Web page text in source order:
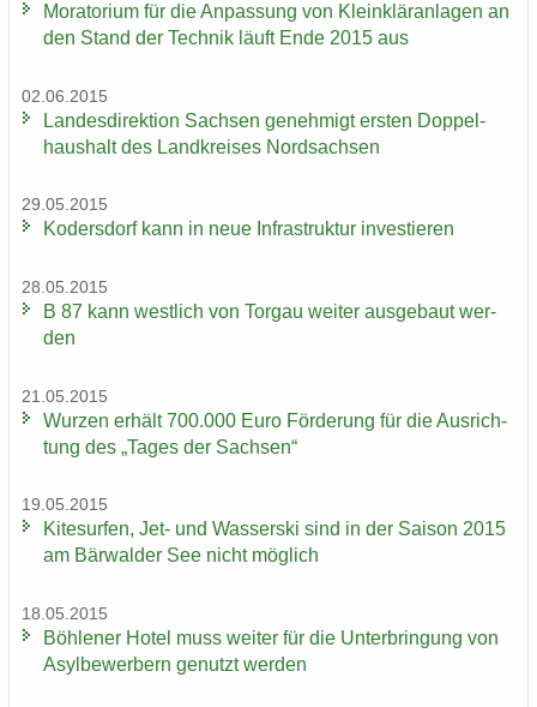
Mo­ra­to­ri­um für die An­pas­sung von Klein­klär­an­la­gen an
den Stand der Tech­nik läuft Ende 2015 aus
02.06.2015
Lan­des­di­rek­ti­on Sach­sen ge­neh­migt ers­ten Dop­pel­
haus­halt des Land­krei­ses Nord­sach­sen
29.05.2015
Ko­ders­dorf kann in neue In­fra­struk­tur in­ves­tie­ren
28.05.2015
B 87 kann west­lich von Tor­gau wei­ter aus­ge­baut wer­
den
21.05.2015
Wur­zen er­hält 700.000 Euro För­de­rung für die Aus­rich­
tung des „Tages der Sach­sen“
19.05.2015
Ki­te­sur­fen, Jet- und Was­ser­ski sind in der Sai­son 2015
am Bär­wal­der See nicht mög­lich
18.05.2015
Böh­le­ner Hotel muss wei­ter für die Un­ter­brin­gung von
Asyl­be­wer­bern ge­nutzt wer­den